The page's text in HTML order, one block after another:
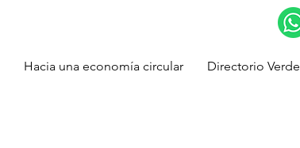
Hacia una economía circular Directorio Verde